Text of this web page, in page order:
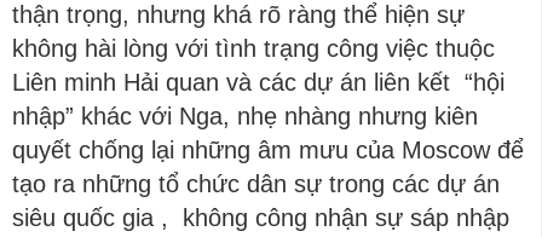
thận trọng, nhưng khá rõ ràng thể hiện sự
không hài lòng với tình trạng công việc thuộc
Liên minh Hải quan và các dự án liên kết “hội
nhập” khác với Nga, nhẹ nhàng nhưng kiên
quyết chống lại những âm mưu của Moscow để
tạo ra những tổ chức dân sự trong các dự án
siêu quốc gia , không công nhận sự sáp nhập